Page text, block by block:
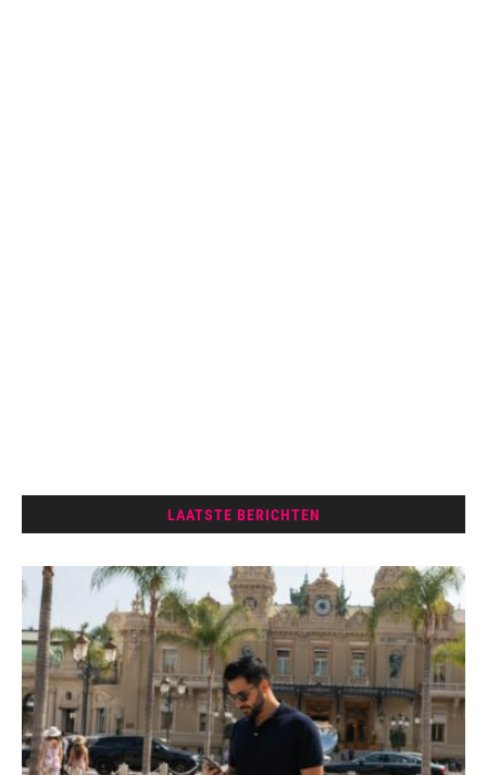
LAATSTE BERICHTEN